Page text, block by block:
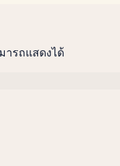
ารถแสดงได้